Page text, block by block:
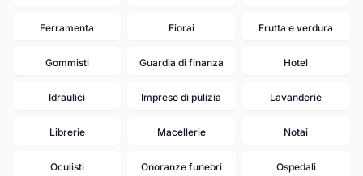
Ferramenta Fiorai Frutta e verdura
Gommisti Guardia di finanza Hotel
Idraulici Imprese di pulizia Lavanderie
Librerie Macellerie Notai
Oculisti Onoranze funebri Ospedali